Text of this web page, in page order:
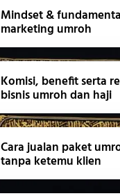
Mindset &
marketing umroh
Komisi, benefit serta
bisnis umroh dan haji
Cara jualan paket
tanpa ketemu klien